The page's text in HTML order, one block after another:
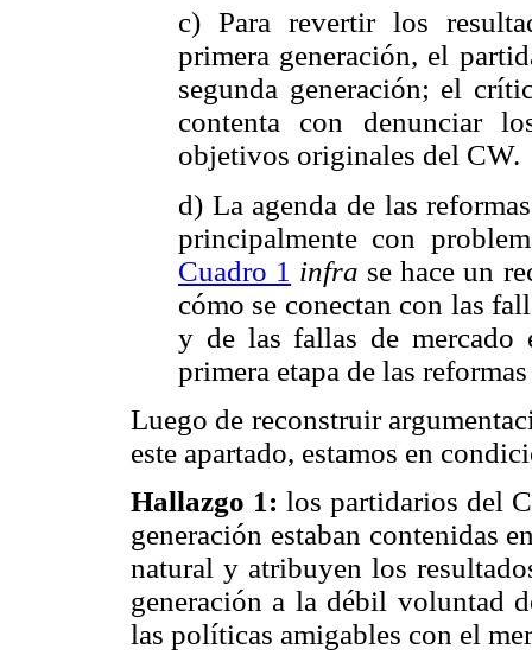
c) Para revertir los
primera generación, el
segunda generación; el
contenta con denunciar
objetivos originales del CW.
d) La agenda de las
principalmente con
Cuadro 1 infra se hace un
cómo se conectan con las
y de las fallas de mercado
primera etapa de las
Luego de reconstruir
este apartado, estamos en
Hallazgo 1: los partidarios del
generación estaban contenidas
natural y atribuyen los
generación a la débil voluntad
las políticas amigables con el